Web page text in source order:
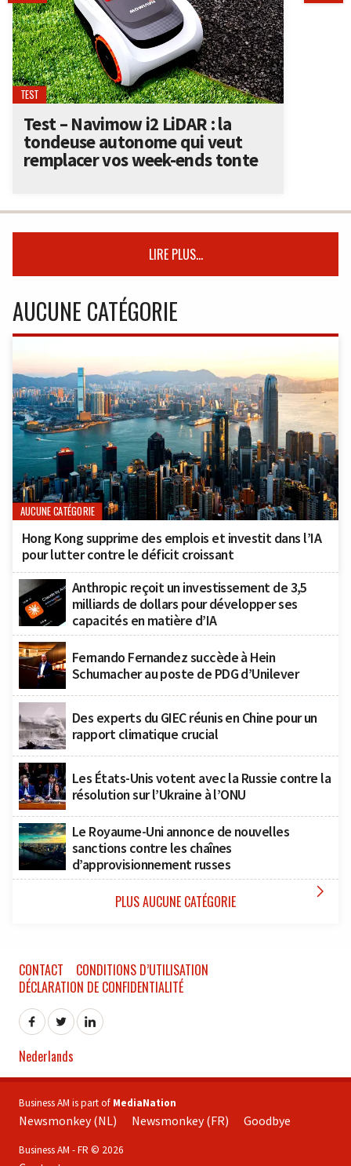
TEST
Test – Navimow i2 LiDAR : la
tondeuse autonome qui veut
remplacer vos week-ends tonte
LIRE PLUS...
AUCUNE CATÉGORIE
AUCUNE CATÉGORIE
Hong Kong supprime des emplois et investit dans l’IA
pour lutter contre le déficit croissant
Anthropic reçoit un investissement de 3,5
milliards de dollars pour développer ses
capacités en matière d’IA
Fernando Fernandez succède à Hein
Schumacher au poste de PDG d’Unilever
Des experts du GIEC réunis en Chine pour un
rapport climatique crucial
Les États-Unis votent avec la Russie contre la
résolution sur l’Ukraine à l’ONU
Le Royaume-Uni annonce de nouvelles
sanctions contre les chaînes
d’approvisionnement russes
PLUS AUCUNE CATÉGORIE 
CONTACT
CONDITIONS D’UTILISATION
DÉCLARATION DE CONFIDENTIALITÉ
Nederlands
Business AM is part of MediaNation
Newsmonkey (NL) Newsmonkey (FR) Goodbye
Business AM - FR © 2026